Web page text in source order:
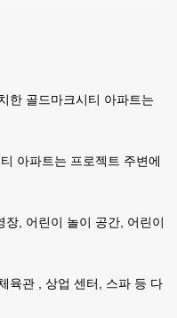
한 골드마크시티 아파트는
아파트는 프로젝트 주변에
, 어린이 놀이 공간, 어린이
육관 , 상업 센터, 스파 등 다